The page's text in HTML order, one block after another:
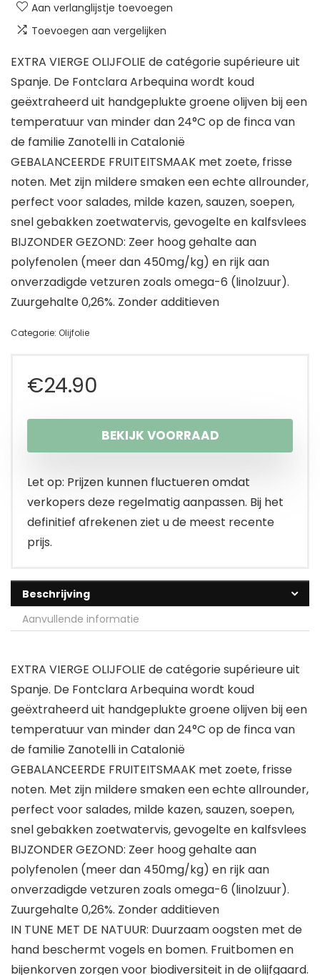
Aan verlanglijstje toevoegen
Toevoegen aan vergelijken
EXTRA VIERGE OLIJFOLIE de catégorie supérieure uit
Spanje. De Fontclara Arbequina wordt koud
geëxtraheerd uit handgeplukte groene olijven bij een
temperatuur van minder dan 24°C op de finca van
de familie Zanotelli in Catalonië
GEBALANCEERDE FRUITEITSMAAK met zoete, frisse
noten. Met zijn mildere smaken een echte allrounder,
perfect voor salades, milde kazen, sauzen, soepen,
snel gebakken zoetwatervis, gevogelte en kalfsvlees
BIJZONDER GEZOND: Zeer hoog gehalte aan
polyfenolen (meer dan 450mg/kg) en rijk aan
onverzadigde vetzuren zoals omega-6 (linolzuur).
Zuurgehalte 0,26%. Zonder additieven
Categorie: Olijfolie
€24.90
BEKIJK VOORRAAD
Let op: Prijzen kunnen fluctueren omdat
verkopers deze regelmatig aanpassen. Bij het
definitief afrekenen ziet u de meest recente
prijs.
Beschrijving
Aanvullende informatie
EXTRA VIERGE OLIJFOLIE de catégorie supérieure uit
Spanje. De Fontclara Arbequina wordt koud
geëxtraheerd uit handgeplukte groene olijven bij een
temperatuur van minder dan 24°C op de finca van
de familie Zanotelli in Catalonië
GEBALANCEERDE FRUITEITSMAAK met zoete, frisse
noten. Met zijn mildere smaken een echte allrounder,
perfect voor salades, milde kazen, sauzen, soepen,
snel gebakken zoetwatervis, gevogelte en kalfsvlees
BIJZONDER GEZOND: Zeer hoog gehalte aan
polyfenolen (meer dan 450mg/kg) en rijk aan
onverzadigde vetzuren zoals omega-6 (linolzuur).
Zuurgehalte 0,26%. Zonder additieven
IN TUNE MET DE NATUUR: Duurzaam oogsten met de
hand beschermt vogels en bomen. Fruitbomen en
bijenkorven zorgen voor biodiversiteit in de olijfgaard.